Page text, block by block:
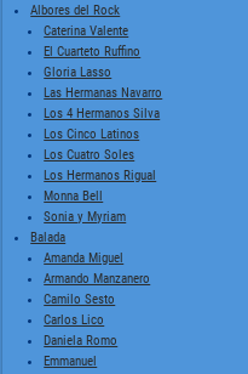
Albores del Rock
Caterina Valente
El Cuarteto Ruffino
Gloria Lasso
Las Hermanas Navarro
Los 4 Hermanos Silva
Los Cinco Latinos
Los Cuatro Soles
Los Hermanos Rigual
Monna Bell
Sonia y Myriam
Balada
Amanda Miguel
Armando Manzanero
Camilo Sesto
Carlos Lico
Daniela Romo
Emmanuel